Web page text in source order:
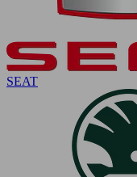
SEAT